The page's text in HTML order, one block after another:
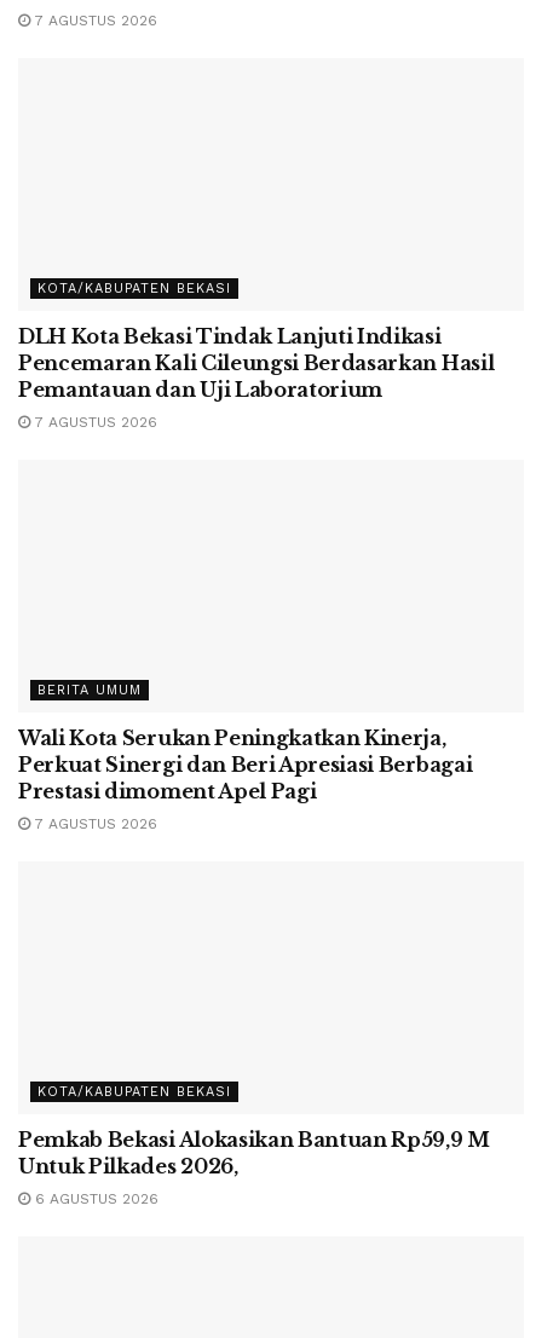
7 AGUSTUS 2026
KOTA/KABUPATEN BEKASI
DLH Kota Bekasi Tindak Lanjuti Indikasi
Pencemaran Kali Cileungsi Berdasarkan Hasil
Pemantauan dan Uji Laboratorium
7 AGUSTUS 2026
BERITA UMUM
Wali Kota Serukan Peningkatkan Kinerja,
Perkuat Sinergi dan Beri Apresiasi Berbagai
Prestasi dimoment Apel Pagi
7 AGUSTUS 2026
KOTA/KABUPATEN BEKASI
Pemkab Bekasi Alokasikan Bantuan Rp59,9 M
Untuk Pilkades 2026,
6 AGUSTUS 2026